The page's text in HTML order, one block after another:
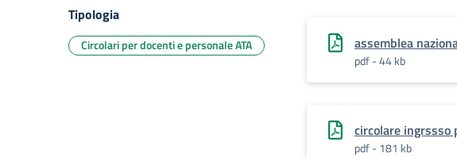
assemblea
pdf - 44 kb
circolare
pdf - 181 kb
Tipologia
Circolari per docenti e personale ATA